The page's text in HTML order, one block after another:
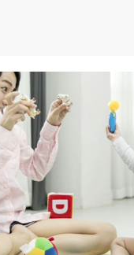
专业母婴保健师(月嫂)数